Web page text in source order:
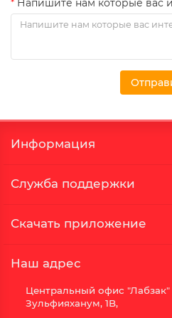
Информация
Служба поддержки
Скачать приложение
Наш адрес
Центральный офис "Лабзак"
Зульфияханум, 1B,